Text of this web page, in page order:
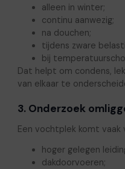
alleen in winter;
continu aanwezig;
na douchen;
tijdens zware
bij
Dat helpt om condens,
van elkaar te
3. Onderzoek
Een vochtplek komt vaak
hoger gelegen
dakdoorvoeren;